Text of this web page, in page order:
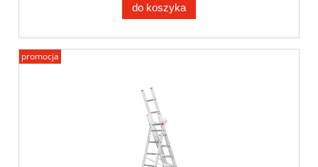
do koszyka
promocja